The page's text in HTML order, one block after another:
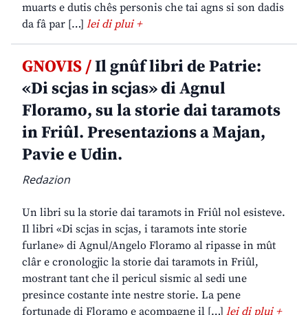
muarts e dutis chês personis che tai agns si son dadis
da fâ par […] lei di plui +
GNOVIS /Il gnûf libri de Patrie:
«Di scjas in scjas» di Agnul
Floramo, su la storie dai taramots
in Friûl. Presentazions a Majan,
Pavie e Udin.
Redazion
Un libri su la storie dai taramots in Friûl nol esisteve.
Il libri «Di scjas in scjas, i taramots inte storie
furlane» di Agnul/Angelo Floramo al ripasse in mût
clâr e cronologjic la storie dai taramots in Friûl,
mostrant tant che il pericul sismic al sedi une
presince costante inte nestre storie. La pene
fortunade di Floramo e acompagne il […] lei di plui +